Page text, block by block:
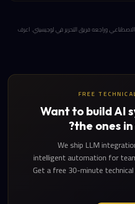
وراجعه فريق التحرير في لوجيسيتي. اعرف
FREE
Want to build AI
the ones in
We ship LLM
intelligent automation for
Get a free 30-minute